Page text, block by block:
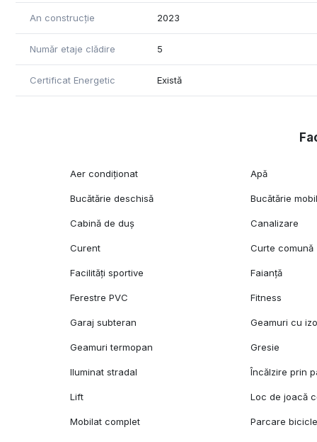
- paza permanenta, supraveghere video si control
An construcție 2023
Număr etaje clădire 5
Certificat Energetic Există
Aer condiționat Apă
Bucătărie deschisă Bucătărie
Cabină de duș Canalizare
Curent Curte comună
Facilități sportive Faianță
Ferestre PVC Fitness
Garaj subteran Geamuri cu
Geamuri termopan Gresie
Iluminat stradal Încălzire prin
Lift Loc de joacă
Mobilat complet Parcare